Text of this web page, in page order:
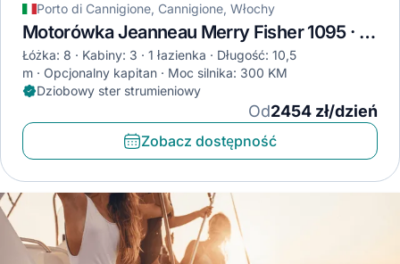
Porto di Cannigione, Cannigione, Włochy
Motorówka Jeanneau Merry Fisher 1095 · 2022
Łóżka: 8 Kabiny: 3 1 łazienka
Długość: 10,5
m
Opcjonalny kapitan
Moc silnika: 300 KM
Dziobowy ster strumieniowy
Od2454 zł/dzień
Zobacz dostępność